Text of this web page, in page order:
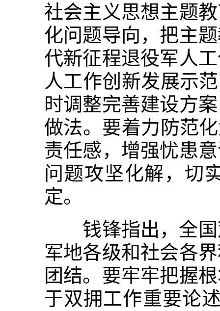
社会主义思想主题
化问题导向，把主
代新征程退役军人
人工作创新发展示
时调整完善建设方
做法。要着力防范
责任感，增强忧患
问题攻坚化解，切
定。
钱锋指出，全国
军地各级和社会各
团结。要牢牢把握
于双拥工作重要论